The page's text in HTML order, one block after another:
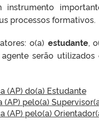
instrumento
processos formativos.
o(a) estudante,
serão
(AP) do(a) Estudante
pelo(a)
(AP) pelo(a)